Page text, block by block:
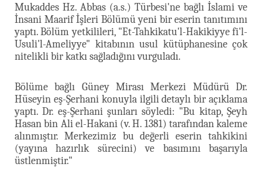
Mukaddes Hz. Abbas (a.s.) Türbesi'ne bağlı İslami ve
İnsani Maarif İşleri Bölümü yeni bir eserin tanıtımını
yaptı. Bölüm yetkilileri, "Et-Tahkikatu'l-Hakikiyye fi'l-
Usuli'l-Ameliyye" kitabının usul kütüphanesine çok
nitelikli bir katkı sağladığını vurguladı.
Bölüme bağlı Güney Mirası Merkezi Müdürü Dr.
Hüseyin eş-Şerhani konuyla ilgili detaylı bir açıklama
yaptı. Dr. eş-Şerhani şunları söyledi: "Bu kitap, Şeyh
Hasan bin Ali el-Hakani (v. H. 1381) tarafından kaleme
alınmıştır. Merkezimiz bu değerli eserin tahkikini
(yayına hazırlık sürecini) ve basımını başarıyla
üstlenmiştir."